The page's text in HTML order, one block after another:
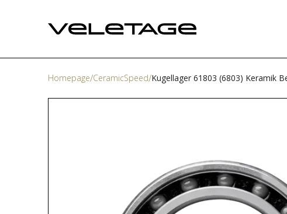
Homepage CeramicSpeed Kugellager 61803 (6803) Keramik